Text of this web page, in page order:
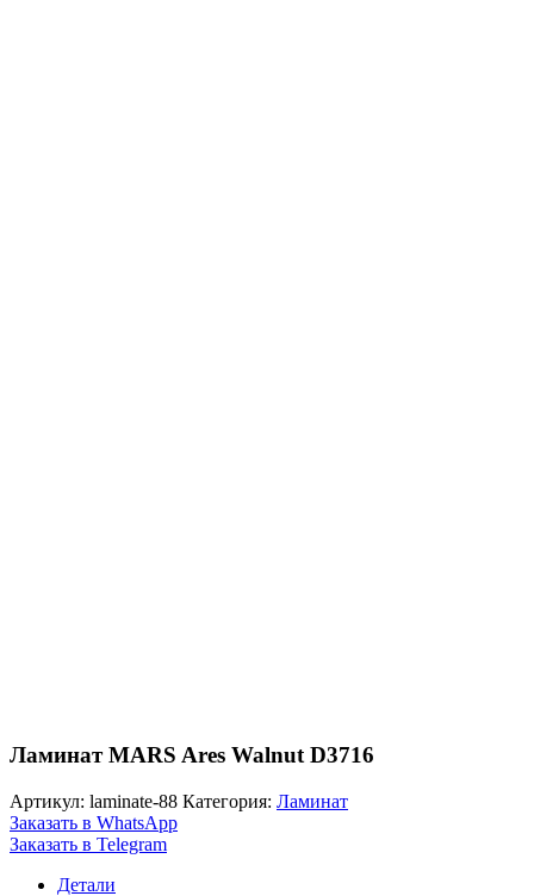
Ламинат MARS Ares Walnut D3716
Артикул: laminate-88 Категория: Ламинат
Заказать в WhatsApp
Заказать в Telegram
Детали